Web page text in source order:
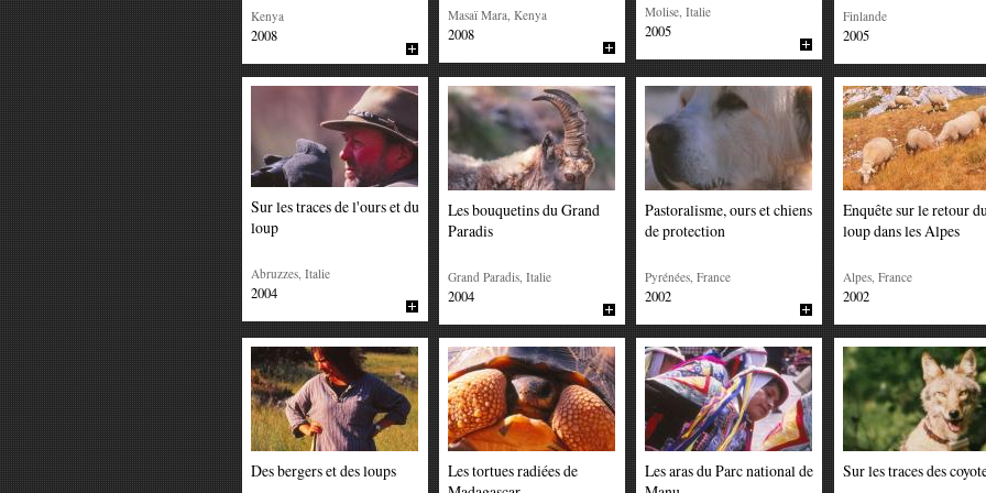
Kenya
2008
Masaï Mara, Kenya
2008
Molise, Italie
2005
Finlande
2005
Sur les traces de l'ours et du
loup
Abruzzes, Italie
2004
Les bouquetins du Grand
Paradis
Grand Paradis, Italie
2004
Pastoralisme, ours et chiens
de protection
Pyrénées, France
2002
Enquête sur le retour
loup dans les Alpes
Alpes, France
2002
Des bergers et des loups
Les tortues radiées de
Les aras du Parc national de
Sur les traces des